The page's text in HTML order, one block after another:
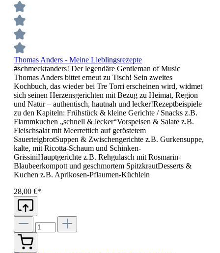
Thomas Anders - Meine Lieblingsrezepte
#schmecktanders! Der legendäre Gentleman of Music
Thomas Anders bittet erneut zu Tisch! Sein zweites
Kochbuch, das wieder bei Tre Torri erscheinen wird, widmet
sich seinen Herzensgerichten mit Bezug zu Heimat, Region
und Natur – authentisch, hautnah und lecker!Rezeptbeispiele
zu den Kapiteln: Frühstück & kleine Gerichte / Snacks z.B.
Flammkuchen „schnell & lecker“Vorspeisen & Salate z.B.
Fleischsalat mit Meerrettich auf geröstetem
SauerteigbrotSuppen & Zwischengerichte z.B. Gurkensuppe,
kalte, mit Ricotta-Schaum und Schinken-
GrissiniHauptgerichte z.B. Rehgulasch mit Rosmarin-
Blaubeerkompott und geschmortem SpitzkrautDesserts &
Kuchen z.B. Aprikosen-Pflaumen-Küchlein
28,00 €*